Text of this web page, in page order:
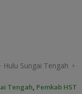
Hulu Sungai Tengah
Tengah, Pemkab HST